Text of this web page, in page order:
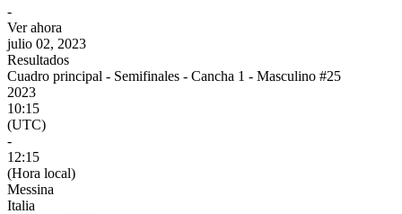
-
Ver ahora
julio 02, 2023
Resultados
Cuadro principal - Semifinales - Cancha 1 - Masculino #25
2023
10:15
(UTC)
-
12:15
(Hora local)
Messina
Italia